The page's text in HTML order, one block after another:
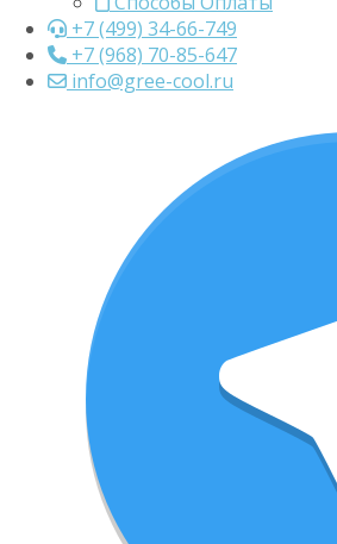
+7 (499) 34-66-749
+7 (968) 70-85-647
info@gree-cool.ru